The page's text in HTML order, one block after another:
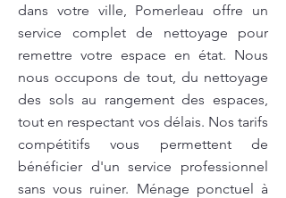
dans votre ville, Pomerleau offre un
service complet de nettoyage pour
remettre votre espace en état. Nous
nous occupons de tout, du nettoyage
des sols au rangement des espaces,
tout en respectant vos délais. Nos tarifs
compétitifs vous permettent de
bénéficier d'un service professionnel
sans vous ruiner. Ménage ponctuel à